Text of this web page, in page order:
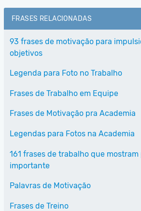
FRASES RELACIONADAS
93 frases de motivação para
objetivos
Legenda para Foto no Trabalho
Frases de Trabalho em Equipe
Frases de Motivação pra Academia
Legendas para Fotos na Academia
161 frases de trabalho que
importante
Palavras de Motivação
Frases de Treino